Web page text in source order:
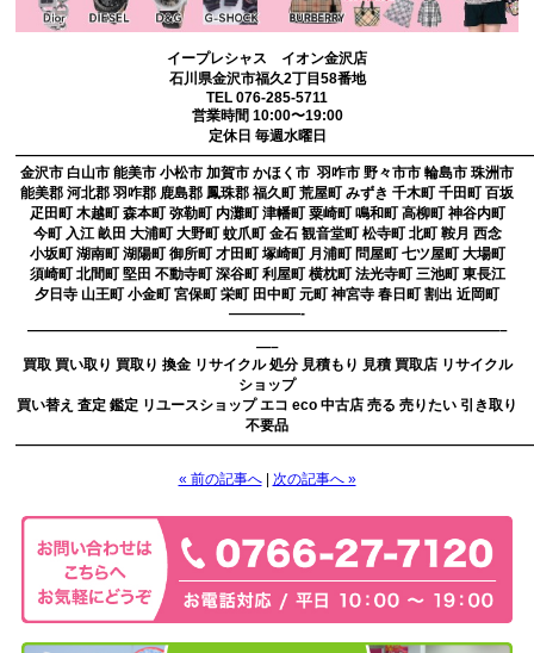
イープレシャス イオン金沢店
石川県金沢市福久2丁目58番地
TEL 076-285-5711
営業時間 10:00〜19:00
定休日 毎週水曜日
金沢市 白山市 能美市 小松市 加賀市 かほく市 羽咋市 野々市市 輪島市 珠洲市
能美郡 河北郡 羽咋郡 鹿島郡 鳳珠郡 福久町 荒屋町 みずき 千木町 千田町 百坂
疋田町 木越町 森本町 弥勒町 内灘町 津幡町 粟崎町 鳴和町 高柳町 神谷内町
今町 入江 畝田 大浦町 大野町 蚊爪町 金石 観音堂町 松寺町 北町 鞍月 西念
小坂町 湖南町 湖陽町 御所町 才田町 塚崎町 月浦町 問屋町 七ツ屋町 大場町
須崎町 北間町 堅田 不動寺町 深谷町 利屋町 横枕町 法光寺町 三池町 東長江
夕日寺 山王町 小金町 宮保町 栄町 田中町 元町 神宮寺 春日町 割出 近岡町
—————-
—————————————————————————————————–
—–
買取 買い取り 買取り 換金 リサイクル 処分 見積もり 見積 買取店 リサイクル
ショップ
買い替え 査定 鑑定 リユースショップ エコ eco 中古店 売る 売りたい 引き取り
不要品
« 前の記事へ| 次の記事へ »